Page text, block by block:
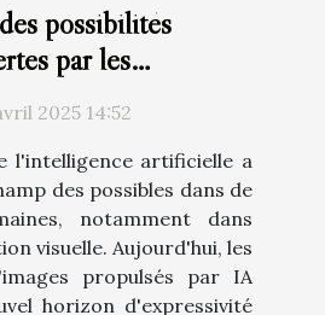
possibilités
par les
à base d'IA
2025 14:52
l'intelligence artificielle a
des possibles dans de
notamment dans
visuelle. Aujourd'hui, les
propulsés par IA
horizon d'expressivité